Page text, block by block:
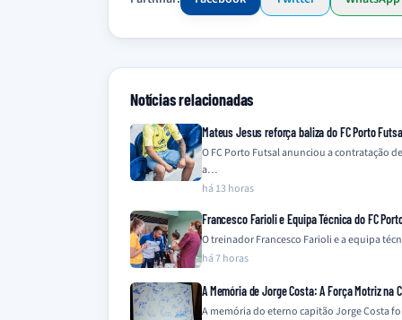
Notícias relacionadas
Mateus Jesus reforça baliza do FC Porto
O FC Porto Futsal anunciou a contratação
a…
há 13 horas
Francesco Farioli e Equipa Técnica do FC
O treinador Francesco Farioli e a equipa
há 7 horas
A Memória de Jorge Costa: A Força Motriz na
A memória do eterno capitão Jorge Costa